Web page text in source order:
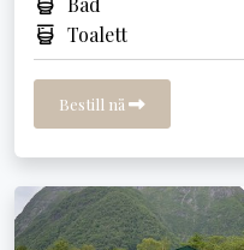
Toalett
Bestill nå